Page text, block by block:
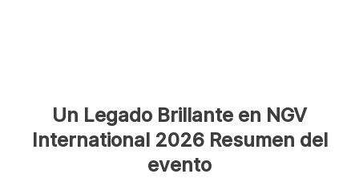
Un Legado Brillante en NGV
International 2026 Resumen del
evento